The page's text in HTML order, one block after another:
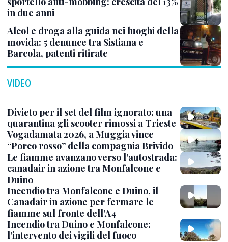
in due anni
Alcol e droga alla guida nei luoghi della
movida: 5 denunce tra Sistiana e
Barcola, patenti ritirate
VIDEO
Divieto per il set del film ignorato: una
quarantina gli scooter rimossi a Trieste
Vogadamata 2026, a Muggia vince
“Porco rosso” della compagnia Brivido
Le fiamme avanzano verso l’autostrada:
canadair in azione tra Monfalcone e
Duino
Incendio tra Monfalcone e Duino, il
Canadair in azione per fermare le
fiamme sul fronte dell’A4
Incendio tra Duino e Monfalcone:
l’intervento dei vigili del fuoco